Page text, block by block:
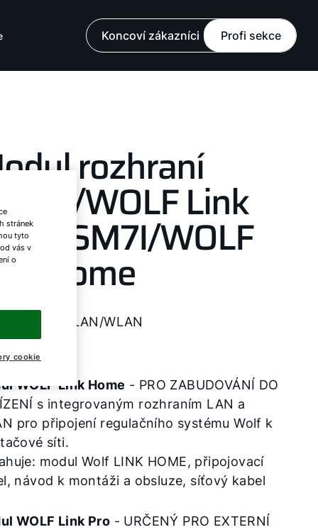
Koncoví zákazníci Profi sekce
rozhraní
WOLF Link
a ISM7I/WOLF
Home
rozhraní LAN/WLAN
WOLF Link Home - PRO ZABUDOVÁNÍ DO
s integrovaným rozhraním LAN a
pro připojení regulačního systému Wolf k
síti.
modul Wolf LINK HOME, připojovací
návod k montáži a obsluze, síťový kabel
WOLF Link Pro - URČENÝ PRO EXTERNÍ
stránek
tyto
vás v
o
cookie